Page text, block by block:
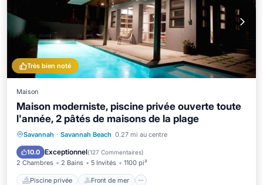
Très bien noté
Maison
Maison moderniste, piscine privée ouverte toute
l'année, 2 pâtés de maisons de la plage
Savannah · Savannah Beach 0.27 mi au centre
10.0 Exceptionnel(127 Commentaires)
2 Chambres 2 Bains 5 Invités 1100 pi²
Piscine privée Front de mer
Piscine privée Front de mer
Piscine